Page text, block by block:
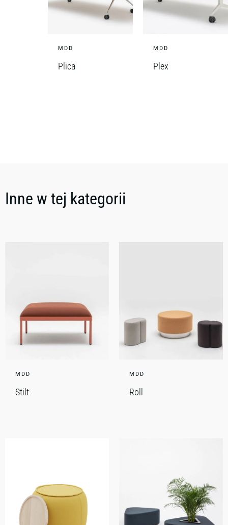
MDD
Plica
MDD
Plex
Inne w tej kategorii
MDD
Stilt
MDD
Roll